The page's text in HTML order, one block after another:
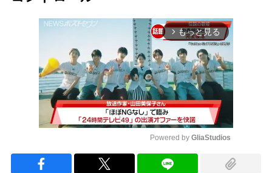
arrow_forward_ios もっと見る
Powered by GliaStudios